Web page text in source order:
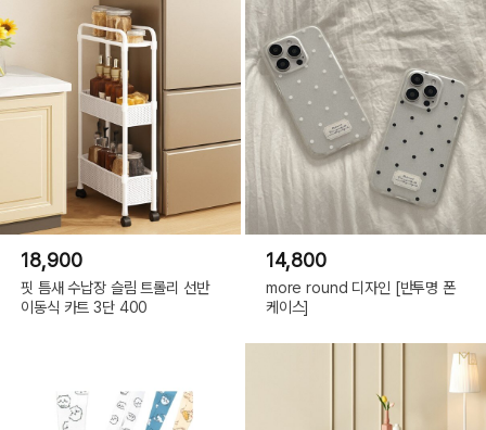
18,900
핏 틈새 수납장 슬림 트롤리 선반
이동식 카트 3단 400
14,800
more round 디자인 [반투명 폰
케이스]